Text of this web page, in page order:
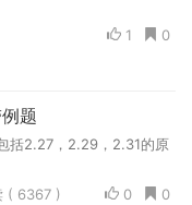
0
1
题
括2.27，2.29，2.31的原
0
0
( 6367 )